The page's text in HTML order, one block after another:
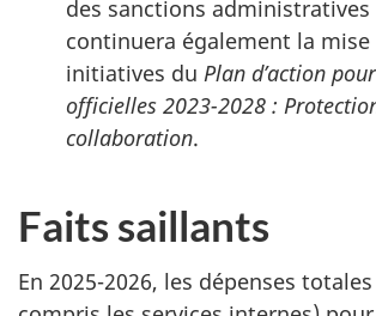
des sanctions administratives
continuera également la
initiatives du Plan d’action
officielles 2023-2028 :
collaboration.
Faits saillants
En 2025-2026, les dépenses